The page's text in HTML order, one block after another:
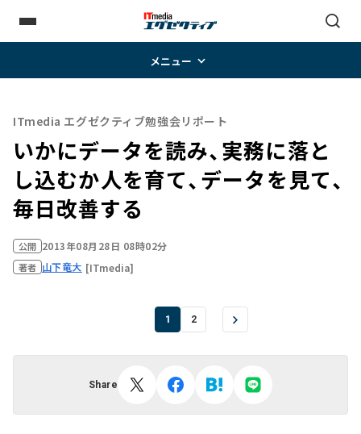
メニュー
ITmedia エグゼクティブ勉強会リポート
いかにデータを読み、実務に落と
し込むか――人を育て、データを見て、
毎日改善する
公開 2013年08月28日 08時02分
著者 山下竜大 [ITmedia]
1 2
Share